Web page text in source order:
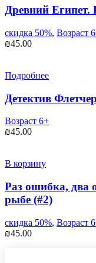
Древний Египет.
скидка 50%, Возраст
₪45.00
Подробнее
Детектив
Возраст 6+
₪45.00
В корзину
Раз ошибка, два
рыбе (#2)
скидка 50%, Возраст
₪45.00